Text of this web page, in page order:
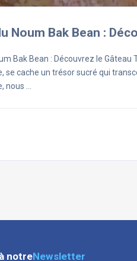
Noum Bak Bean :
Bak Bean : Découvrez le
se cache un trésor sucré qui
nous …
notreNewsletter